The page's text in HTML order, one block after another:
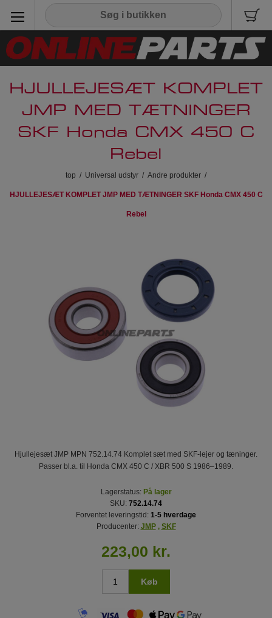
HJULLEJESÆT KOMPLET
JMP MED TÆTNINGER
SKF Honda CMX 450 C
Rebel
top / Universal udstyr / Andre produkter /
HJULLEJESÆT KOMPLET JMP MED TÆTNINGER SKF Honda CMX 450 C
Rebel
Hjullejesæt JMP MPN 752.14.74 Komplet sæt med SKF-lejer og tæninger.
Passer bl.a. til Honda CMX 450 C / XBR 500 S 1986–1989.
Lagerstatus: På lager
SKU: 752.14.74
Forventet leveringstid: 1-5 hverdage
Producenter: JMP , SKF
223,00 kr.
Køb